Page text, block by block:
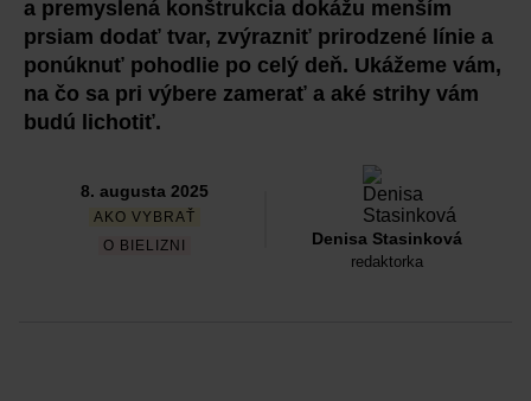
a premyslená konštrukcia dokážu menším
prsiam dodať tvar, zvýrazniť prirodzené línie a
ponúknuť pohodlie po celý deň. Ukážeme vám,
na čo sa pri výbere zamerať a aké strihy vám
budú lichotiť.
8. augusta 2025
AKO VYBRAŤ
O BIELIZNI
Denisa Stasinková
redaktorka